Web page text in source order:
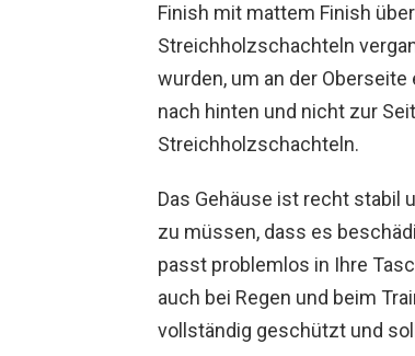
Finish mit mattem Finish
Streichholzschachteln
wurden, um an der
nach hinten und nicht zur
Streichholzschachteln.
Das Gehäuse ist recht stabil
zu müssen, dass es
passt problemlos in Ihre
auch bei Regen und beim
vollständig geschützt und